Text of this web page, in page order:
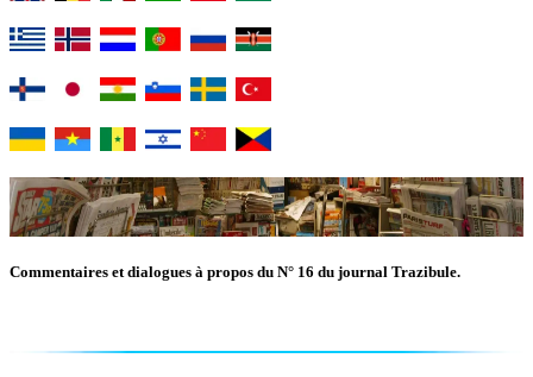
Commentaires et dialogues à propos du N° 16 du journal Trazibule.